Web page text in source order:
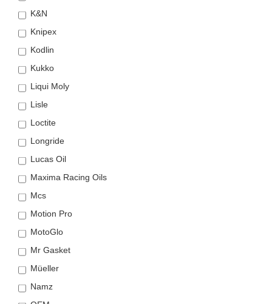
K&N
Knipex
Kodlin
Kukko
Liqui Moly
Lisle
Loctite
Longride
Lucas Oil
Maxima Racing Oils
Mcs
Motion Pro
MotoGlo
Mr Gasket
Müeller
Namz